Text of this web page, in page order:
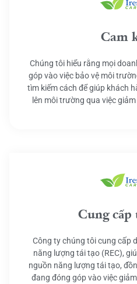
Cam
Chúng tôi hiểu rằng mọi
góp vào việc bảo vệ môi
tìm kiếm cách để giúp khách
lên môi trường qua việc
Cung
Công ty chúng tôi cung cấp
năng lượng tái tạo (REC),
nguồn năng lượng tái tạo,
đang đóng góp vào việc